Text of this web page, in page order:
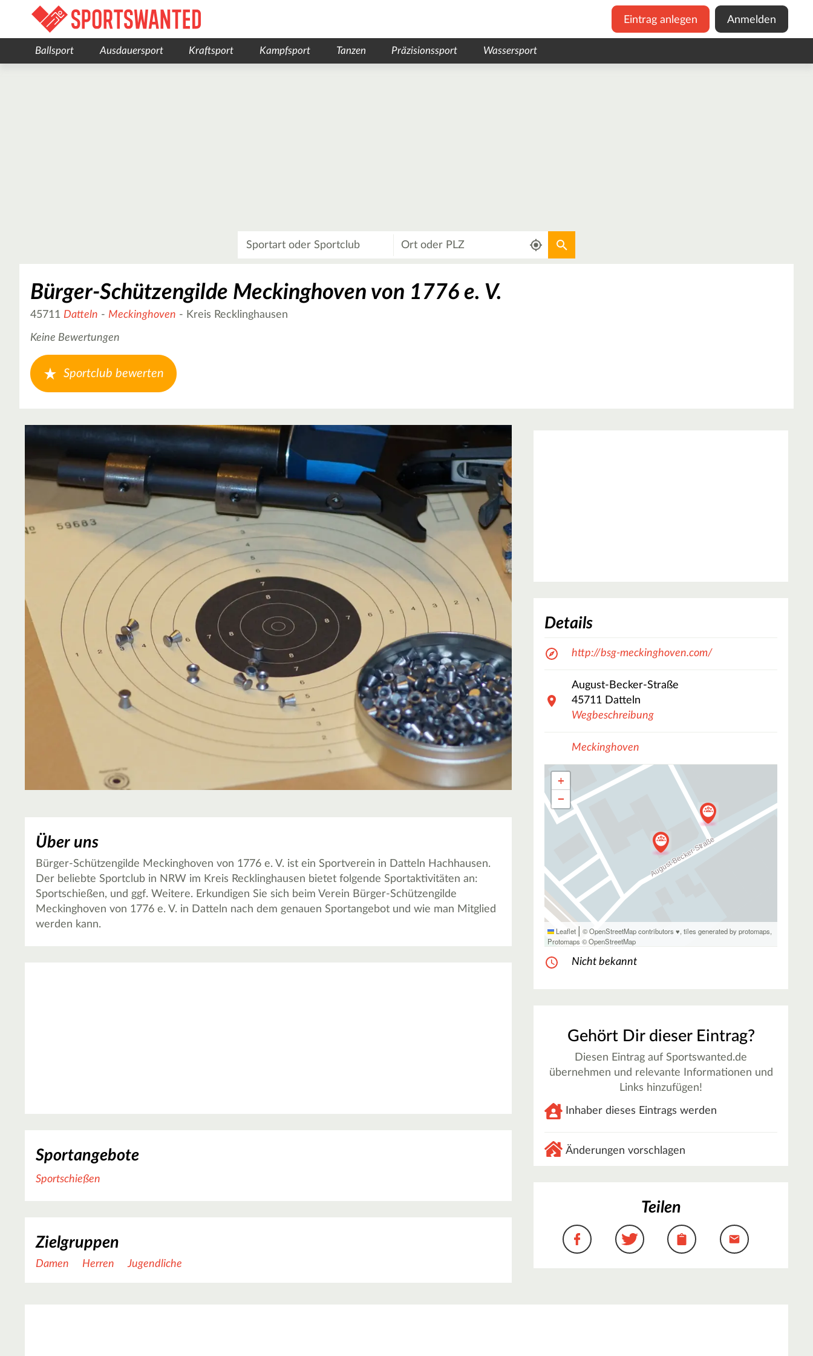
Eintrag anlegen Anmelden
Ballsport Ausdauersport Kraftsport Kampfsport Tanzen Präzisionssport Wassersport
Aktuellen Standort verwenden
Bürger-Schützengilde Meckinghoven von 1776 e. V.
45711 Datteln - Meckinghoven - Kreis Recklinghausen
Keine Bewertungen
Sportclub bewerten
Über uns
Bürger-Schützengilde Meckinghoven von 1776 e. V. ist ein Sportverein in Datteln Hachhausen.
Der beliebte Sportclub in NRW im Kreis Recklinghausen bietet folgende Sportaktivitäten an:
Sportschießen, und ggf. Weitere. Erkundigen Sie sich beim Verein Bürger-Schützengilde
Meckinghoven von 1776 e. V. in Datteln nach dem genauen Sportangebot und wie man Mitglied
werden kann.
Sportangebote
Sportschießen
Zielgruppen
Damen Herren Jugendliche
Details
http://bsg-meckinghoven.com/
August-Becker-Straße
45711 Datteln
Wegbeschreibung
Meckinghoven
+
−
Leaflet | © OpenStreetMap contributors ♥,tiles generated by protomaps,
Protomaps ©OpenStreetMap
Nicht bekannt
Gehört Dir dieser Eintrag?
Diesen Eintrag auf Sportswanted.de
übernehmen und relevante Informationen und
Links hinzufügen!
Inhaber dieses Eintrags werden
Änderungen vorschlagen
Teilen